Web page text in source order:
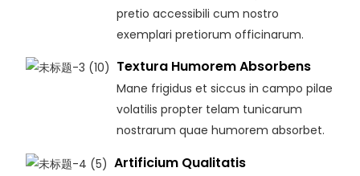
pretio accessibili cum nostro
exemplari pretiorum officinarum.
Textura Humorem Absorbens
Mane frigidus et siccus in campo pilae
volatilis propter telam tunicarum
nostrarum quae humorem absorbet.
Artificium Qualitatis